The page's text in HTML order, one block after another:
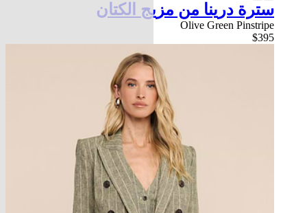
سترة درينا من مزيج الكتان
Olive Green Pinstripe
$395